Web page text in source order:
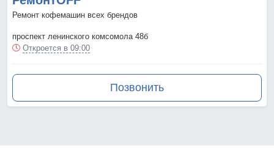
Ремонт кофемашин всех брендов
проспект ленинского комсомола 48б
Откроется в 09:00
Позвонить